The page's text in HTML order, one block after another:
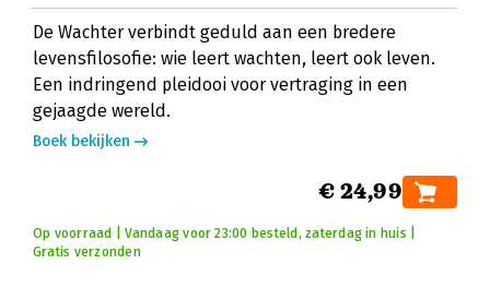
De Wachter verbindt geduld aan een bredere
levensfilosofie: wie leert wachten, leert ook leven.
Een indringend pleidooi voor vertraging in een
gejaagde wereld.
Boek bekijken
€ 24,99
Op voorraad | Vandaag voor 23:00 besteld, zaterdag in huis |
Gratis verzonden